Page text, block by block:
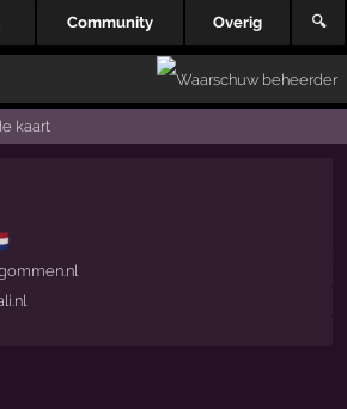
Community Overig 🔍